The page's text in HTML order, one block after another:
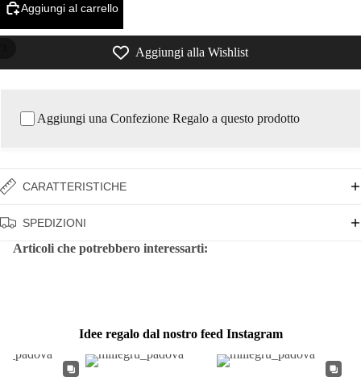
Aggiungi al carrello
Aggiungi alla Wishlist
Aggiungi una Confezione Regalo a questo prodotto
CARATTERISTICHE
SPEDIZIONI
Articoli che potrebbero interessarti:
Idee regalo dal nostro feed Instagram